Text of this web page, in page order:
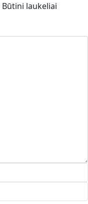
Būtini laukeliai